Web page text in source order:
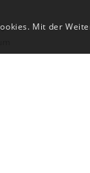
Mit der